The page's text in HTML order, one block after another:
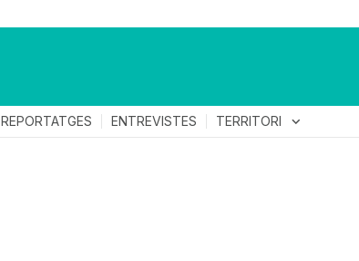
REPORTATGES ENTREVISTES TERRITORI expand_more